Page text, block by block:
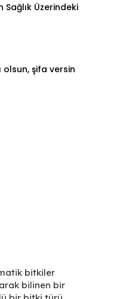
Sağlık Üzerindeki
olsun, şifa versin
bitkiler
bilinen bir